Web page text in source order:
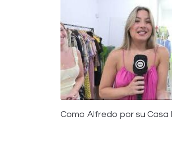
Como Alfredo por su Casa